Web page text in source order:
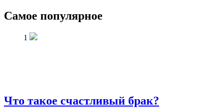
Самое популярное
1
Что такое счастливый брак?